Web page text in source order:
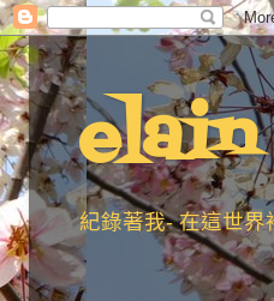
elain
紀錄著我- 在這世界